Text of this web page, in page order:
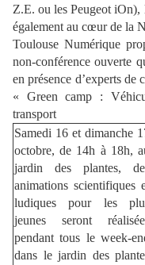
Z.E. ou les Peugeot iOn),
également au cœur de la
Toulouse Numérique
non-conférence ouverte
en présence d’experts de
« Green camp :
transport
Samedi 16 et dimanche
octobre, de 14h à 18h,
jardin des plantes,
animations scientifiques
ludiques pour les
jeunes seront
pendant tous le week-
dans le jardin des